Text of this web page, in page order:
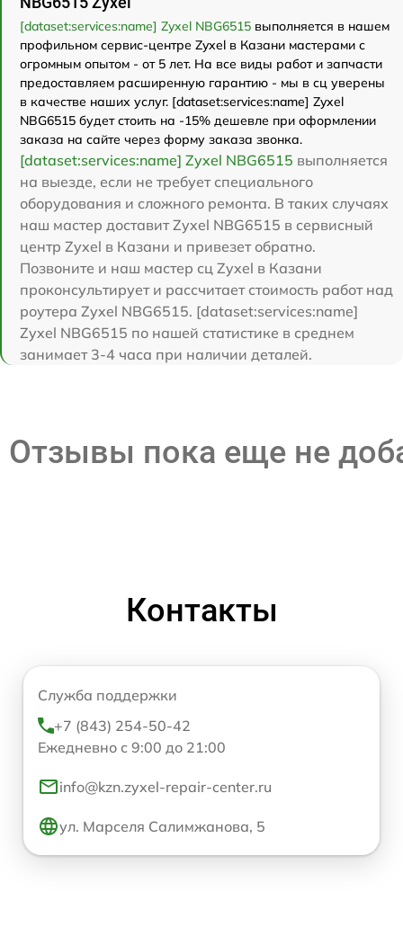
[dataset:services:name] Zyxel NBG6515 выполняется в нашем
профильном сервис-центре Zyxel в Казани мастерами с
огромным опытом - от 5 лет. На все виды работ и запчасти
предоставляем расширенную гарантию - мы в сц уверены
в качестве наших услуг. [dataset:services:name] Zyxel
NBG6515 будет стоить на -15% дешевле при оформлении
заказа на сайте через форму заказа звонка.
[dataset:services:name] Zyxel NBG6515 выполняется
на выезде, если не требует специального
оборудования и сложного ремонта. В таких случаях
наш мастер доставит Zyxel NBG6515 в сервисный
центр Zyxel в Казани и привезет обратно.
Позвоните и наш мастер сц Zyxel в Казани
проконсультирует и рассчитает стоимость работ над
роутера Zyxel NBG6515. [dataset:services:name]
Zyxel NBG6515 по нашей статистике в среднем
занимает 3-4 часа при наличии деталей.
Отзывы пока еще не
Контакты
Служба поддержки
+7 (843) 254-50-42
Ежедневно с 9:00 до 21:00
info@kzn.zyxel-repair-center.ru
ул. Марселя Салимжанова, 5